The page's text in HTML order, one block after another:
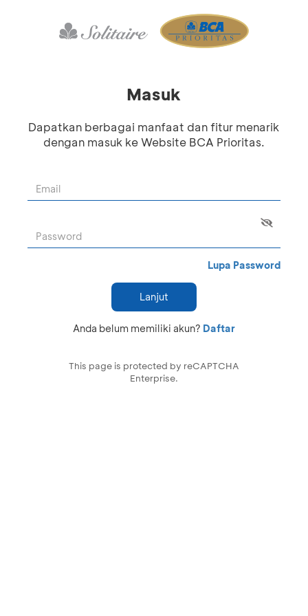
Masuk
Dapatkan berbagai manfaat dan fitur menarik
dengan masuk ke Website BCA Prioritas.
Lupa Password
Lanjut
Anda belum memiliki akun? Daftar
This page is protected by reCAPTCHA
Enterprise.